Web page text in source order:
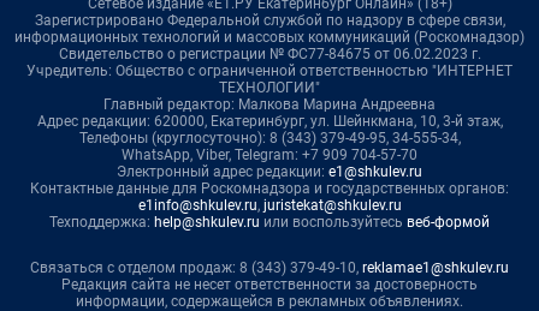
Зарегистрировано Федеральной службой по надзору в сфере связи,
информационных технологий и массовых коммуникаций (Роскомнадзор)
Свидетельство о регистрации № ФС77-84675 от 06.02.2023 г.
Учредитель: Общество с ограниченной ответственностью "ИНТЕРНЕТ
ТЕХНОЛОГИИ"
Главный редактор: Малкова Марина Андреевна
Адрес редакции: 620000, Екатеринбург, ул. Шейнкмана, 10, 3-й этаж,
Телефоны (круглосуточно): 8 (343) 379-49-95, 34-555-34,
WhatsApp, Viber, Telegram: +7 909 704-57-70
Электронный адрес редакции: e1@shkulev.ru
Контактные данные для Роскомнадзора и государственных органов:
e1info@shkulev.ru, juristekat@shkulev.ru
Техподдержка: help@shkulev.ru или воспользуйтесь веб-формой
Связаться с отделом продаж: 8 (343) 379-49-10, reklamae1@shkulev.ru
Редакция сайта не несет ответственности за достоверность
информации, содержащейся в рекламных объявлениях.